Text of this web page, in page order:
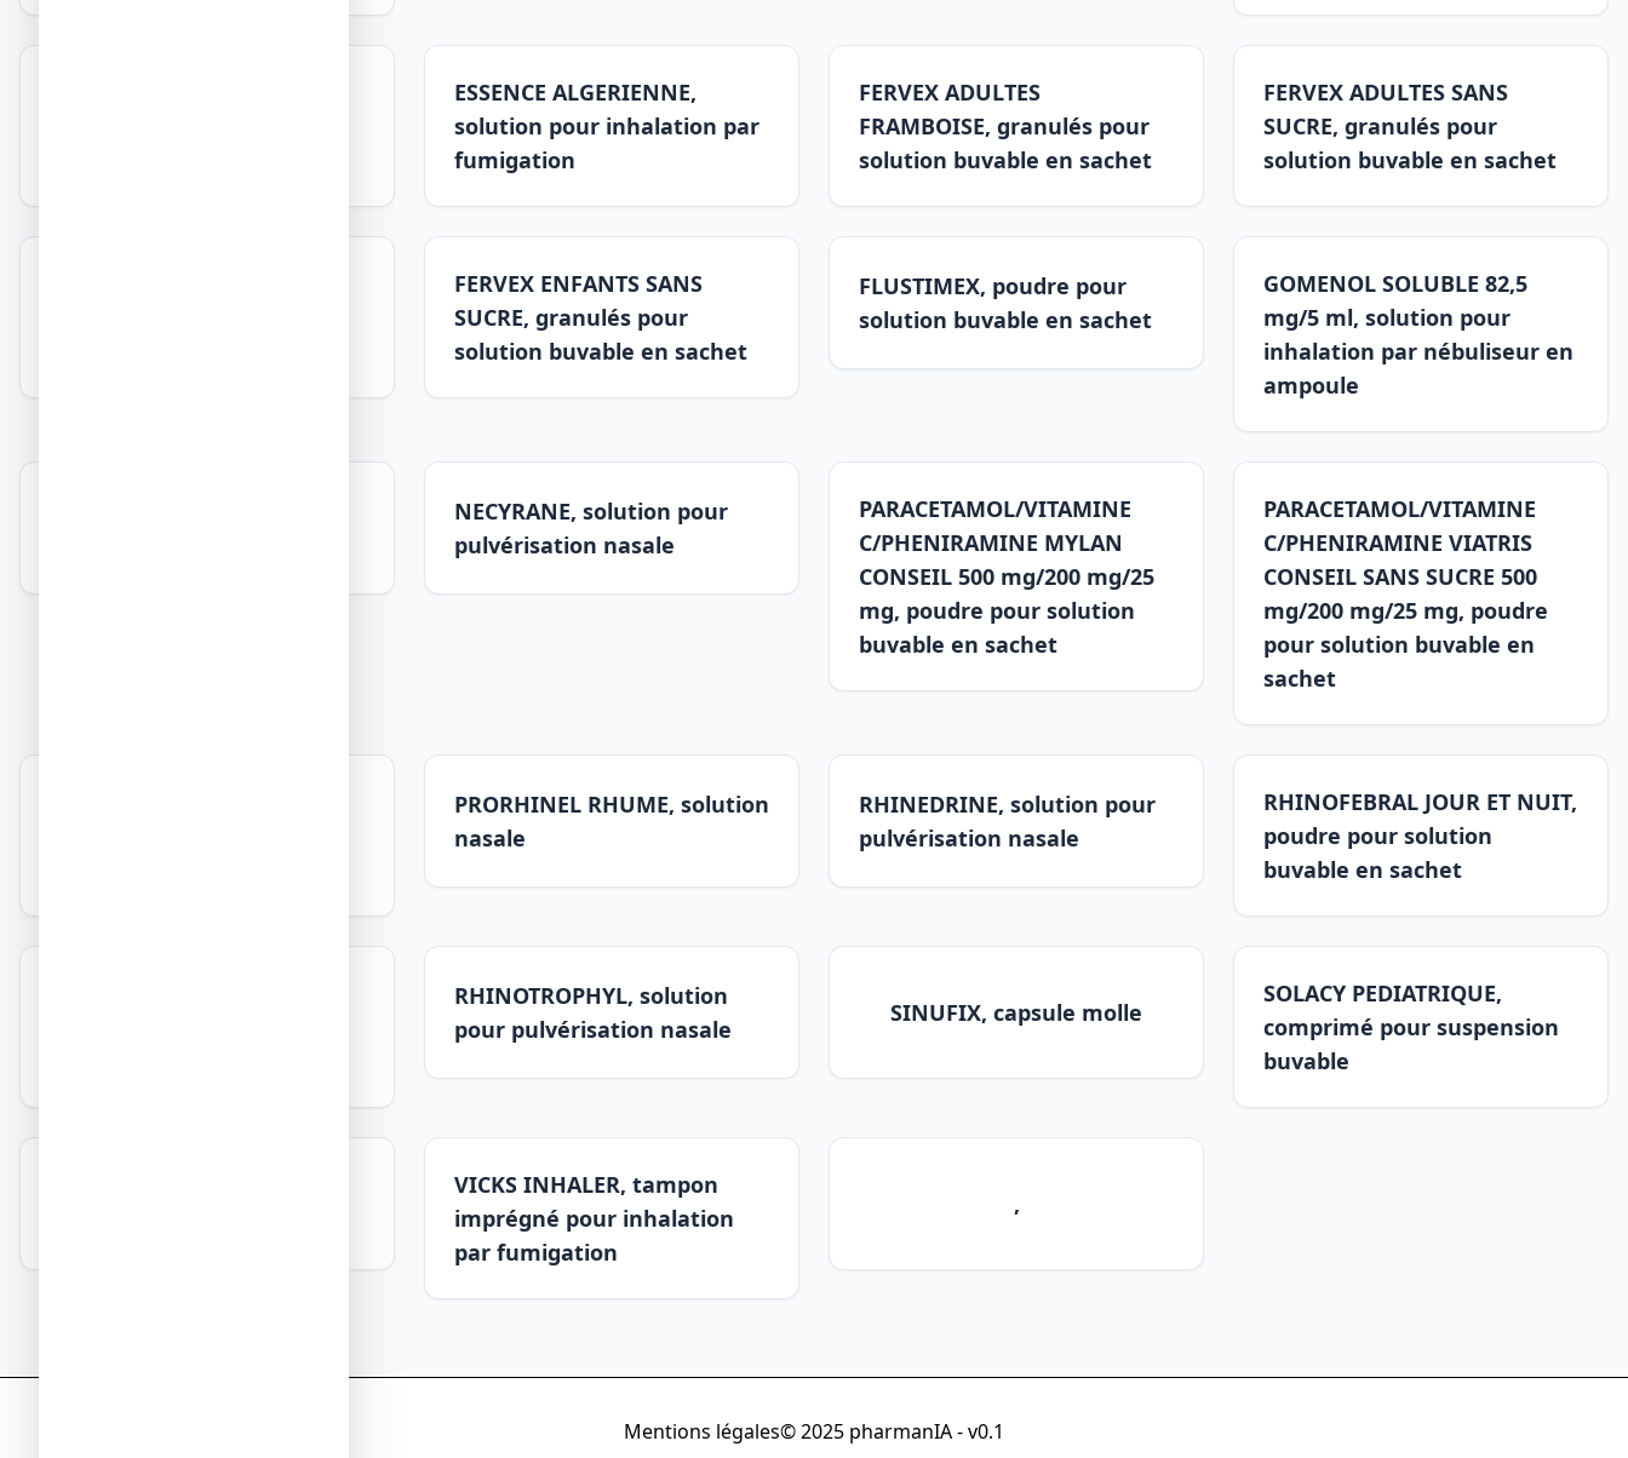
ESSENCE ALGERIENNE,
solution pour inhalation par
fumigation
FERVEX ADULTES
FRAMBOISE, granulés pour
solution buvable en sachet
FERVEX ADULTES SANS
SUCRE, granulés pour
solution buvable en sachet
FERVEX ENFANTS SANS
SUCRE, granulés pour
solution buvable en sachet
FLUSTIMEX, poudre pour
solution buvable en sachet
GOMENOL SOLUBLE 82,5
mg/5 ml, solution pour
inhalation par nébuliseur en
ampoule
NECYRANE, solution pour
pulvérisation nasale
PARACETAMOL/VITAMINE
C/PHENIRAMINE MYLAN
CONSEIL 500 mg/200 mg/25
mg, poudre pour solution
buvable en sachet
PARACETAMOL/VITAMINE
C/PHENIRAMINE VIATRIS
CONSEIL SANS SUCRE 500
mg/200 mg/25 mg, poudre
pour solution buvable en
sachet
PRORHINEL RHUME, solution
nasale
RHINEDRINE, solution pour
pulvérisation nasale
RHINOFEBRAL JOUR ET NUIT,
poudre pour solution
buvable en sachet
RHINOTROPHYL, solution
pour pulvérisation nasale
SINUFIX, capsule molle
SOLACY PEDIATRIQUE,
comprimé pour suspension
buvable
VICKS INHALER, tampon
imprégné pour inhalation
par fumigation
,
Mentions légales© 2025 pharmanIA - v0.1